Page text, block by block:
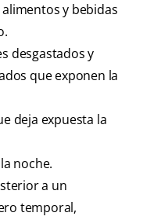
y bebidas
desgastados y
que exponen la
deja expuesta la
noche.
a un
temporal,